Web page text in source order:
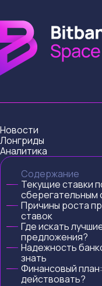
Новости
Лонгриды
Аналитика
Содержание
Текущие ставки
сберегательным
Причины роста
ставок
Где искать
предложения?
Надежность
знать
Финансовый
действовать?